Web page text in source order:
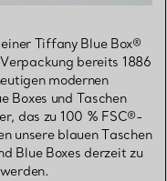
Tiffany Blue Box®
bereits 1886
modernen
Boxes und Taschen
das zu 100 % FSC®-
unsere blauen Taschen
Blue Boxes derzeit zu